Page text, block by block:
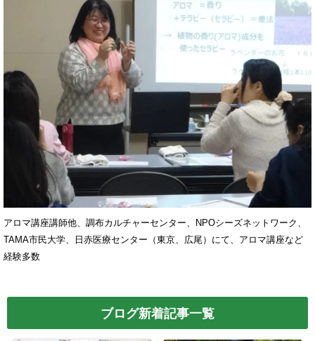
アロマ講座講師他、調布カルチャーセンター、NPOシーズネットワーク、
TAMA市民大学、日赤医療センター（東京、広尾）にて、アロマ講座など
経験多数
ブログ新着記事一覧